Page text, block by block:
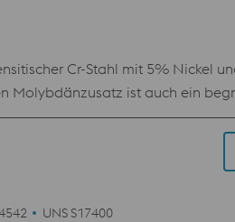
Cr-Stahl mit 5% Nickel
Molybdänzusatz ist auch ein
sehr widerstandsfähig gegen
Werkstoff sehr geeignet
Schiffbau, Chemie,
Sauergasbeanspruchung in der
sind die betreffenden
UNS S17400